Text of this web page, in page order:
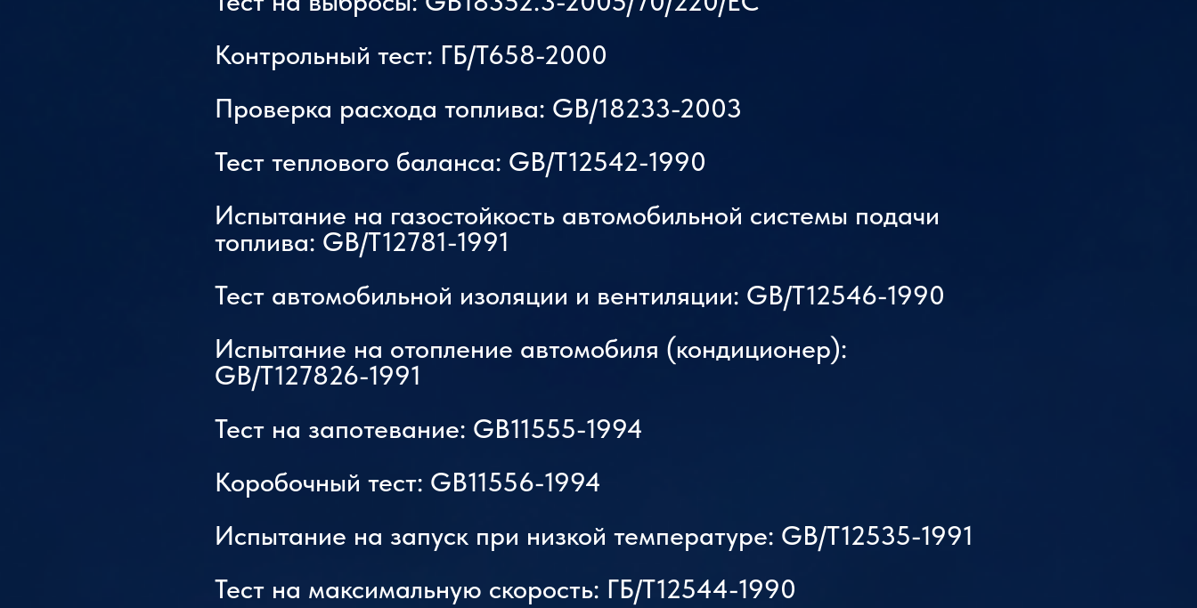
Холодильная установка
Метод охлаждения Водяное охлаждение
Тест запуска автомобиля при низкой температуре, тест на размораживание, тест на
на выбросы
Контрольный тест: ГБ/Т658-2000
Проверка расхода топлива: GB/18233-2003
Тест теплового баланса: GB/T12542-1990
Испытание на газостойкость автомобильной системы подачи
топлива: GB/T12781-1991
Тест автомобильной изоляции и вентиляции: GB/T12546-1990
Испытание на отопление автомобиля (кондиционер):
GB/T127826-1991
Тест на запотевание: GB11555-1994
Коробочный тест: GB11556-1994
Испытание на запуск при низкой температуре: GB/T12535-1991
Тест на максимальную скорость: ГБ/T12544-1990